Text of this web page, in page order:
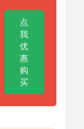
点
我
优
惠
购
买